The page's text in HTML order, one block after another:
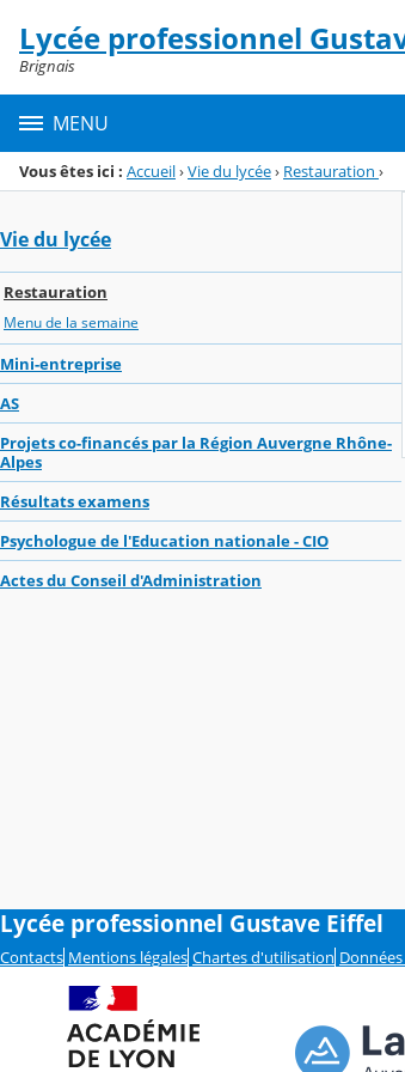
Menu de la rubrique
Contenu
Lycée professionnel
Brignais
MENU
Vous êtes ici : Accueil›Vie du lycée› Restauration ›
Vie du lycée
Restauration
Menu de la semaine
Mini-entreprise
AS
Projets co-financés par la Région Auvergne Rhône-
Alpes
Résultats examens
Psychologue de l'Education nationale - CIO
Actes du Conseil d'Administration
Lycée professionnel Gustave Eiffel
Contacts Mentions légales Chartes d'utilisation